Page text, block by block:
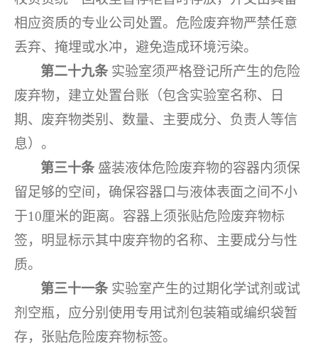
相应资质的专业公司处置。危险废弃物严禁任意
丢弃、掩埋或水冲，避免造成环境污染。
第二十九条 实验室须严格登记所产生的危险
废弃物，建立处置台账（包含实验室名称、日
期、废弃物类别、数量、主要成分、负责人等信
息）。
第三十条 盛装液体危险废弃物的容器内须保
留足够的空间，确保容器口与液体表面之间不小
于10厘米的距离。容器上须张贴危险废弃物标
签，明显标示其中废弃物的名称、主要成分与性
质。
第三十一条 实验室产生的过期化学试剂或试
剂空瓶，应分别使用专用试剂包装箱或编织袋暂
存，张贴危险废弃物标签。